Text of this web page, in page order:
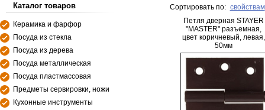
Каталог товаров
Керамика и фарфор
Посуда из стекла
Посуда из дерева
Посуда металлическая
Посуда пластмассовая
Предметы сервировки, ножи
Кухонные инструменты
Сортировать по: свойствам
Петля дверная STAYER
"MASTER" разъемная,
цвет коричневый, левая,
50мм